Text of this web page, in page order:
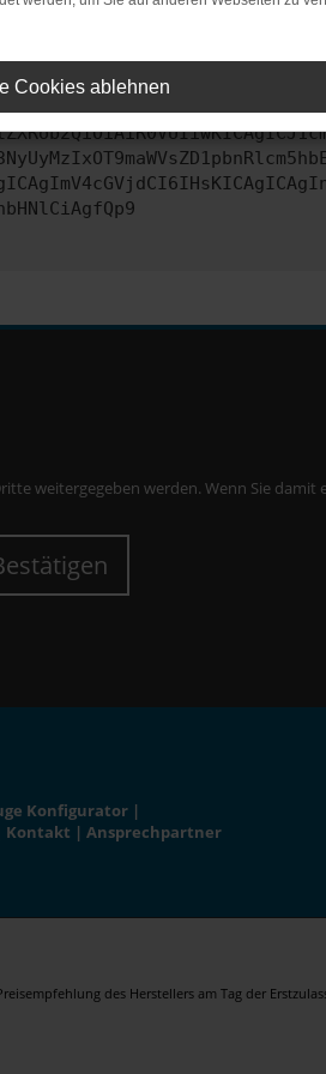
versuchen, das Problem zu
weitergegeben werden. Wenn Sie
Konfigurator |
Kontakt |Ansprechpartner
des Herstellers am Tag der
Cookies ablehnen